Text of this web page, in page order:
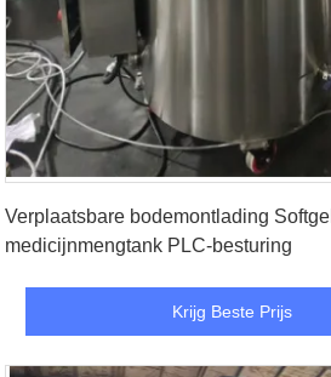
Verplaatsbare bodemontlading Softgel
medicijnmengtank PLC-besturing
Krijg Beste Prijs